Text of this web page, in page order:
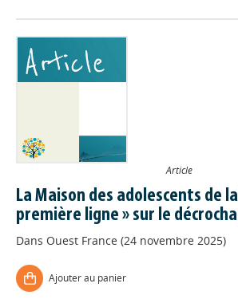
Article
La Maison des adolescents de la
première ligne » sur le
Dans Ouest France (24 novembre 2025)
Ajouter au panier